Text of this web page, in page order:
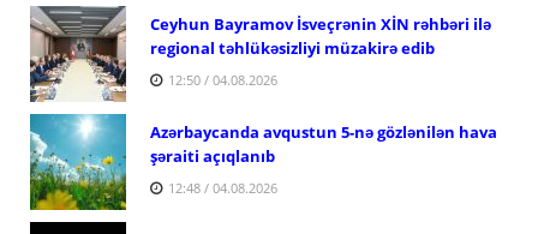
Ceyhun Bayramov İsveçrənin XİN rəhbəri ilə
regional təhlükəsizliyi müzakirə edib
12:50 / 04.08.2026
Azərbaycanda avqustun 5-nə gözlənilən hava
şəraiti açıqlanıb
12:48 / 04.08.2026